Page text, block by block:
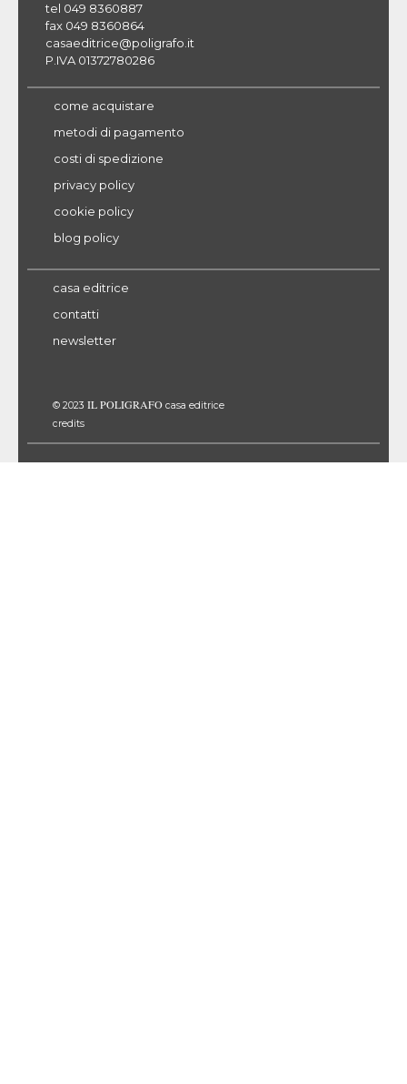
tel 049 8360887
fax 049 8360864
casaeditrice@poligrafo.it
P.IVA 01372780286
come acquistare
metodi di pagamento
costi di spedizione
privacy policy
cookie policy
blog policy
casa editrice
contatti
newsletter
© 2023 IL POLIGRAFO casa editrice
credits